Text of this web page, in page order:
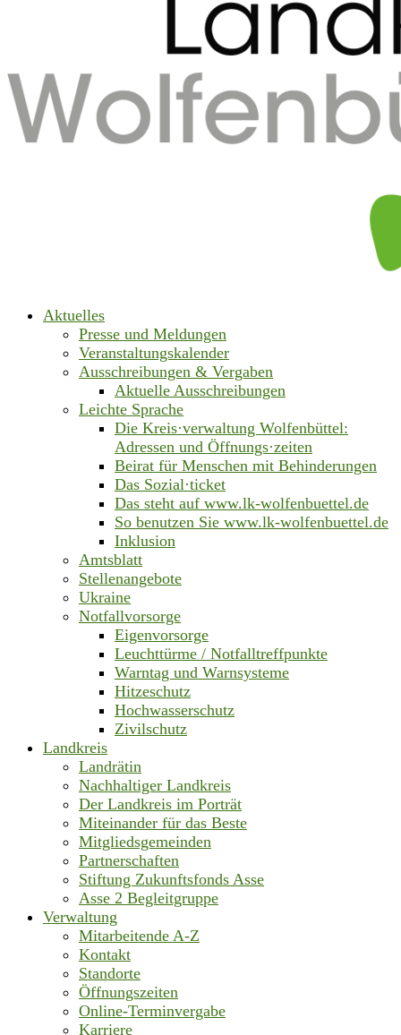
Aktuelles
Presse und Meldungen
Veranstaltungskalender
Ausschreibungen & Vergaben
Aktuelle Ausschreibungen
Leichte Sprache
Die Kreis·verwaltung Wolfenbüttel:
Adressen und Öffnungs·zeiten
Beirat für Menschen mit Behinderungen
Das Sozial·ticket
Das steht auf www.lk-wolfenbuettel.de
So benutzen Sie www.lk-wolfenbuettel.de
Inklusion
Amtsblatt
Stellenangebote
Ukraine
Notfallvorsorge
Eigenvorsorge
Leuchttürme / Notfalltreffpunkte
Warntag und Warnsysteme
Hitzeschutz
Hochwasserschutz
Zivilschutz
Landkreis
Landrätin
Nachhaltiger Landkreis
Der Landkreis im Porträt
Miteinander für das Beste
Mitgliedsgemeinden
Partnerschaften
Stiftung Zukunftsfonds Asse
Asse 2 Begleitgruppe
Verwaltung
Mitarbeitende A-Z
Kontakt
Standorte
Öffnungszeiten
Online-Terminvergabe
Karriere